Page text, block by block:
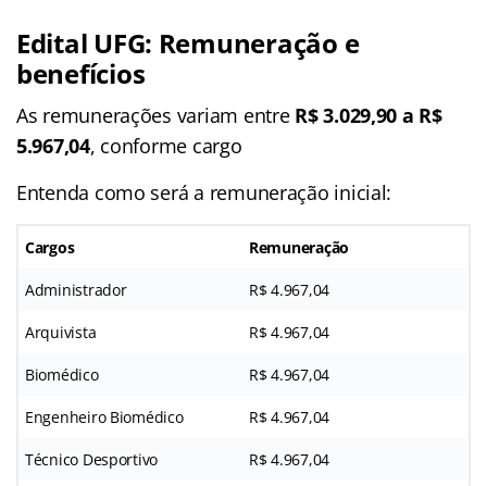
Edital UFG: Remuneração e
benefícios
As remunerações variam entre R$ 3.029,90 a R$
5.967,04, conforme cargo
Entenda como será a remuneração inicial:
Cargos Remuneração
Administrador R$ 4.967,04
Arquivista R$ 4.967,04
Biomédico R$ 4.967,04
Engenheiro Biomédico R$ 4.967,04
Técnico Desportivo R$ 4.967,04